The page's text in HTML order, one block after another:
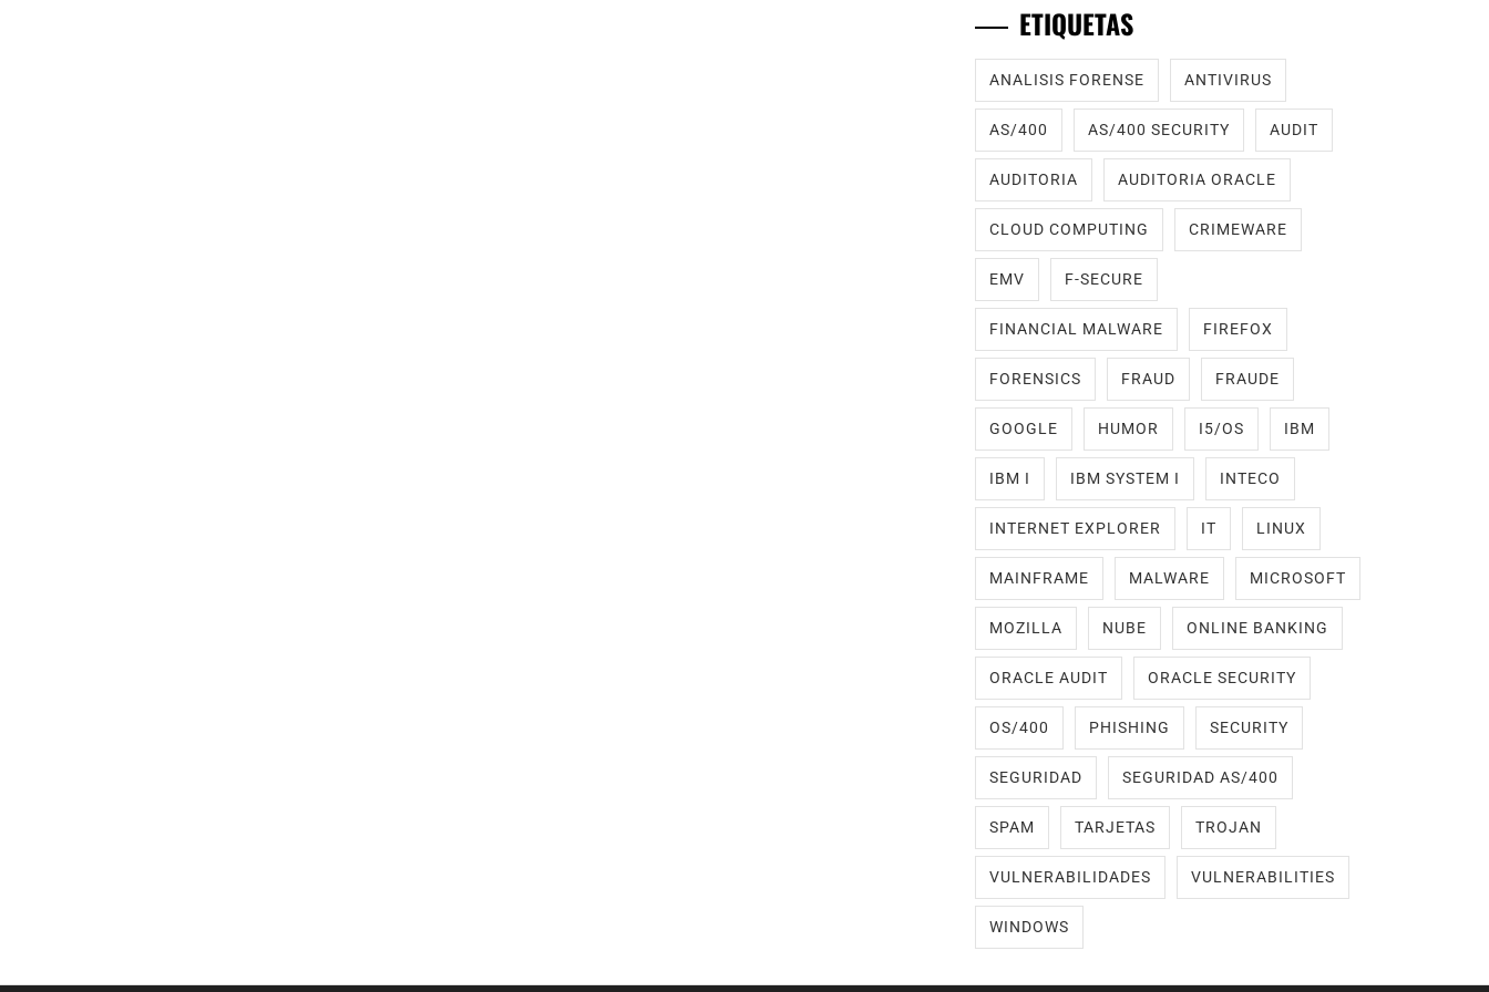
ETIQUETAS
ANALISIS FORENSE ANTIVIRUS
AS/400 AS/400 SECURITY AUDIT
AUDITORIA AUDITORIA ORACLE
CLOUD COMPUTING CRIMEWARE
EMV F-SECURE
FINANCIAL MALWARE FIREFOX
FORENSICS FRAUD FRAUDE
GOOGLE HUMOR I5/OS IBM
IBM I IBM SYSTEM I INTECO
INTERNET EXPLORER IT LINUX
MAINFRAME MALWARE MICROSOFT
MOZILLA NUBE ONLINE BANKING
ORACLE AUDIT ORACLE SECURITY
OS/400 PHISHING SECURITY
SEGURIDAD SEGURIDAD AS/400
SPAM TARJETAS TROJAN
VULNERABILIDADES VULNERABILITIES
WINDOWS